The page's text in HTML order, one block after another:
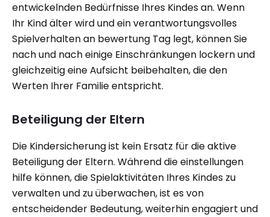
entwickelnden Bedürfnisse Ihres Kindes an. Wenn
Ihr Kind älter wird und ein verantwortungsvolles
Spielverhalten an bewertung Tag legt, können Sie
nach und nach einige Einschränkungen lockern und
gleichzeitig eine Aufsicht beibehalten, die den
Werten Ihrer Familie entspricht.
Beteiligung der Eltern
Die Kindersicherung ist kein Ersatz für die aktive
Beteiligung der Eltern. Während die einstellungen
hilfe können, die Spielaktivitäten Ihres Kindes zu
verwalten und zu überwachen, ist es von
entscheidender Bedeutung, weiterhin engagiert und